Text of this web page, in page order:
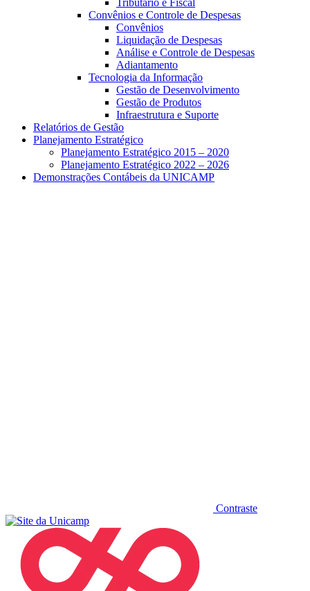
Tributário e Fiscal
Convênios e Controle de Despesas
Convênios
Liquidação de Despesas
Análise e Controle de Despesas
Adiantamento
Tecnologia da Informação
Gestão de Desenvolvimento
Gestão de Produtos
Infraestrutura e Suporte
Relatórios de Gestão
Planejamento Estratégico
Planejamento Estratégico 2015 – 2020
Planejamento Estratégico 2022 – 2026
Demonstrações Contábeis da UNICAMP
Contraste